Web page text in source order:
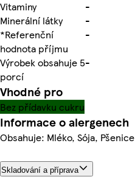
Vitaminy
-
Minerální látky
-
*Referenční
hodnota příjmu
-
Výrobek obsahuje 5
porcí
-
Vhodné pro
Bez přídavku cukru
Informace o alergenech
Obsahuje: Mléko, Sója, Pšenice
Skladování a příprava